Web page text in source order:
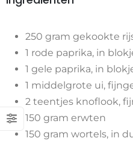
250 gram gekookte
1 rode paprika, in
1 gele paprika, in
1 middelgrote ui,
2 teentjes knoflook,
150 gram erwten
150 gram wortels, in